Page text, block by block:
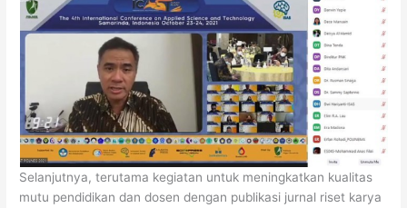
Selanjutnya, terutama kegiatan untuk meningkatkan kualitas
mutu pendidikan dan dosen dengan publikasi jurnal riset karya